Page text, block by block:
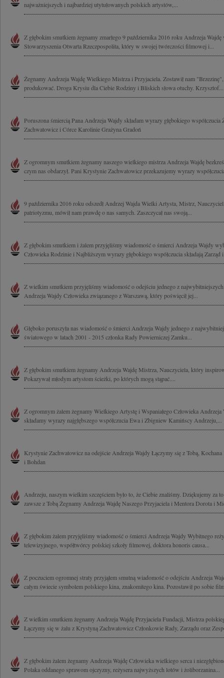
najważniejszych i najbardziej utytułowanych polskich artystów,...
Z głębokim smutkiem żegnamy zmarłego 9 października 2016 roku Andrzeja Wajdę
Stowarzyszenia Otwarta Rzeczpospolita, który w swojej twórczości filmowej i...
Żegnamy Andrzeja Wajdę Wielkiego Mistrza i Przyjaciela. Zostawił nam
produkować. Droga Krysiu dla Ciebie Rodziny i Bliskich słowa otuchy. Krzysztof...
Poruszona śmiercią Pana Andrzeja Wajdy składam wyrazy głębokiego
Zachwatowicz i Córce Karolinie Grażyna Gradoń
Z ogromnym smutkiem żegnamy naszego wielkiego mistrza Andrzeja Wajdę
czym nas obdarzył. Pani Krystynie Zachwatowicz przekazujemy wyrazy
9 października 2016 roku odszedł Andrzej Wajda Wielki Artysta, Mistrz,
patriotyzmu, mówił nam prawdę o nas samych. Zaszczycał nas swoją...
Z głębokim smutkiem i żalem przyjęliśmy wiadomość o śmierci Andrzeja Wajdy
Człowieka Rodzinie i Najbliższym wyrazy głębokiego współczucia składają Zarząd
Z wielkim smutkiem przyjęliśmy wiadomość o odejściu jednego z
Andrzeja Wajdy Człowieka związanego z Warszawą, który poświęcił jej...
Głęboko poruszyła nas wiadomość o śmierci Andrzeja Wajdy jednego z
światowego w latach 2001 - 2015 członka Rady Powierniczej Zamku...
Z głębokim smutkiem żegnamy Andrzeja Wajdę Mistrza, Nauczyciela, który
Pokazywał młodym artystom ścieżki, po których mogą stąpać....
Z ogromnym żalem żegnamy Wielkiego Artystę i Wspaniałego Człowieka
składamy wyrazy najgłębszego współczucia Ewa i Zbigniew Kamińscy Andrzeju,...
Krystynie Zachwatowicz na odejście Andrzeja Wajdy Łączymy się z Tobą,
i Bohdan
Andrzeju, naszym wielkim szczęściem było to, że Ciebie znaliśmy. Dziękujemy za
zawsze z Tobą Żegnamy Andrzeja Wajdę Naszego Przyjaciela i Mentora Dorota i
Z głębokim żalem przyjęliśmy wiadomość o śmierci Andrzeja Wajdy Wybitnego
telewizyjnego, współtwórcy polskiej szkoły filmowej, doktora honoris causa...
Z poczuciem ogromnej straty przyjąłem smutną wiadomość o odejściu Andrzeja
całym świecie symbolem polskiego kina, znakomitego kina. Pozostawił po sobie
Z wielkim smutkiem żegnamy Andrzeja Wajdę Przyjaciela Fundacji, Mistrza
Łączymy się w żalu z Krystyną Zachwatowicz Członkowie Rady, Zarządu oraz
Z głębokim żalem żegnamy Andrzeja Wajdę Człowieka wielkiego serca i
Polaka oddanego sprawom ojczyzny, reżysera najwyższych lotów i żoliborzanina...